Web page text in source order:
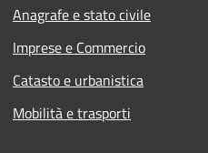
Anagrafe e stato civile
Imprese e Commercio
Catasto e urbanistica
Mobilità e trasporti